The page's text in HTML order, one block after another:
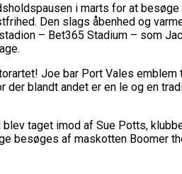
i marts for at
Den slags åbenhed og
– Bet365 Stadium – som
Joe bar Port Vales emblem
blandt andet er en le og en
taget imod af Sue Potts,
besøges af maskotten Boomer